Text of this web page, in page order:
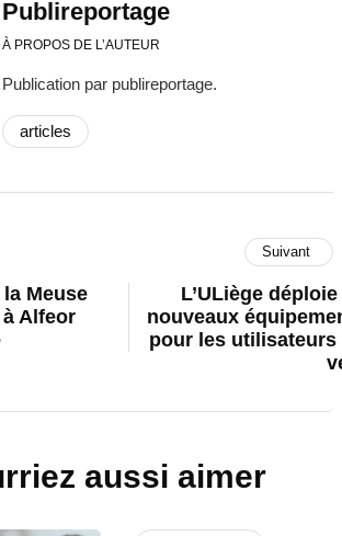
Publireportage
À PROPOS DE L’AUTEUR
Publication par publireportage.
articles
Meuse
Alfeor
Suivant
L’ULiège
nouveaux
pour les utilisateurs
aussi aimer